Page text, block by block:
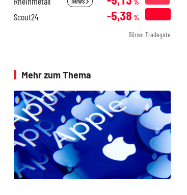
%
Scout24 -5,38 %
Börse: Tradegate
Mehr zum Thema